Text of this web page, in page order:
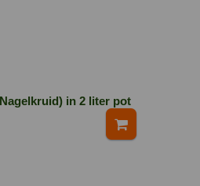
in 2 liter pot